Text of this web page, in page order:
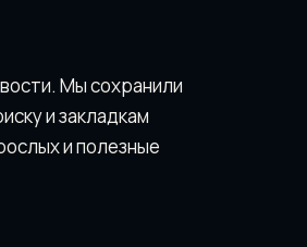
Мы сохранили
и закладкам
и полезные